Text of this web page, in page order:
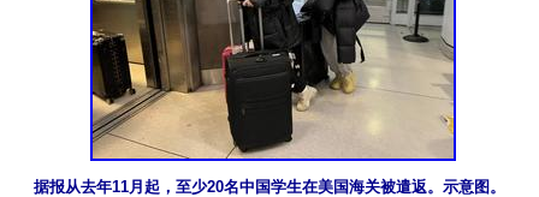
据报从去年11月起，至少20名中国学生在美国海关被遣返。示意图。